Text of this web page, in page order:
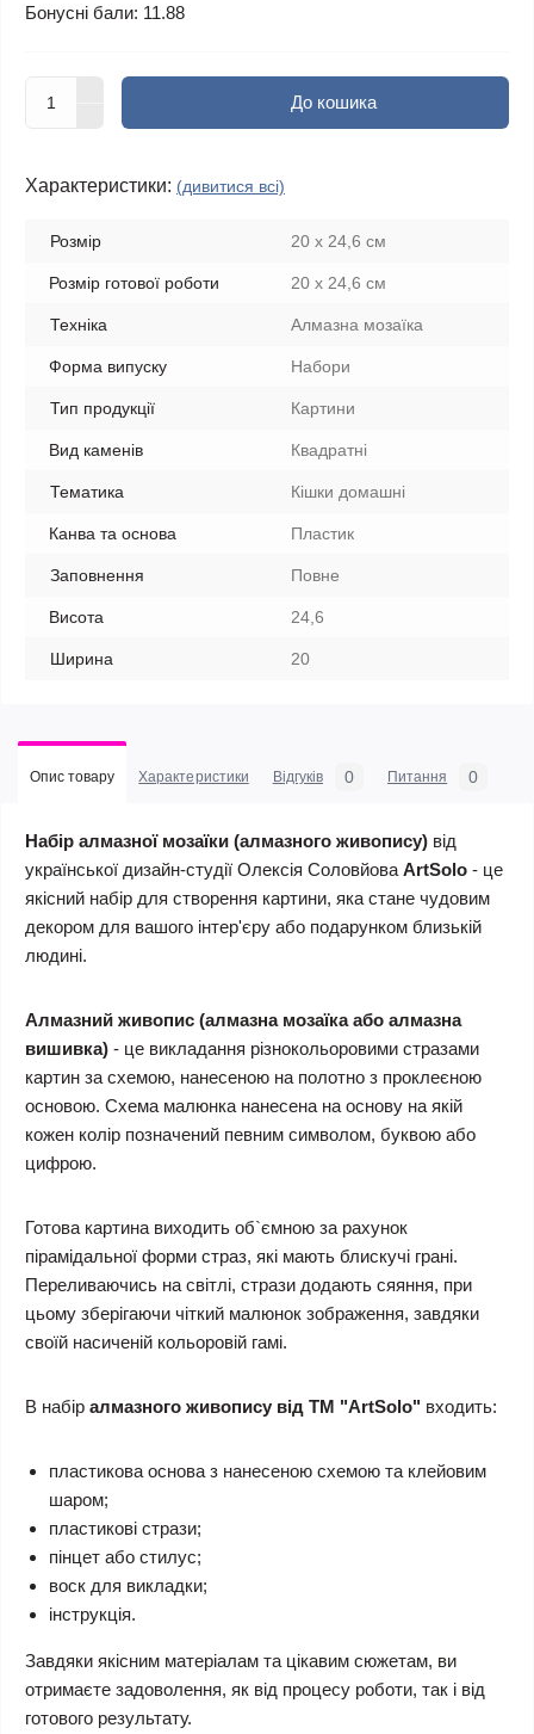
Бонусні бали: 11.88
До кошика
Характеристики: (дивитися всі)
Розмір 20 х 24,6 см
Розмір готової роботи 20 х 24,6 см
Техніка Алмазна мозаїка
Форма випуску Набори
Тип продукції Картини
Вид каменів Квадратні
Тематика Кішки домашні
Канва та основа Пластик
Заповнення Повне
Висота 24,6
Ширина 20
Опис товару Характеристики Відгуків 0 Питання 0
Набір алмазної мозаїки (алмазного живопису) від
української дизайн-студії Олексія Соловйова ArtSolo - це
якісний набір для створення картини, яка стане чудовим
декором для вашого інтер'єру або подарунком близькій
людині.
Алмазний живопис (алмазна мозаїка або алмазна
вишивка) - це викладання різнокольоровими стразами
картин за схемою, нанесеною на полотно з проклеєною
основою. Схема малюнка нанесена на основу на якій
кожен колір позначений певним символом, буквою або
цифрою.
Готова картина виходить об`ємною за рахунок
пірамідальної форми страз, які мають блискучі грані.
Переливаючись на світлі, стрази додають сяяння, при
цьому зберігаючи чіткий малюнок зображення, завдяки
своїй насиченій кольоровій гамі.
В набір алмазного живопису від ТМ "ArtSolo" входить:
пластикова основа з нанесеною схемою та клейовим
шаром;
пластикові стрази;
пінцет або стилус;
воск для викладки;
інструкція.
Завдяки якісним матеріалам та цікавим сюжетам, ви
отримаєте задоволення, як від процесу роботи, так і від
готового результату.